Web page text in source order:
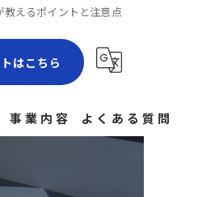
えるポイントと注意点
はこちら
事業内容 よくある質問